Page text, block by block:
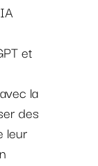
et
la
des
leur